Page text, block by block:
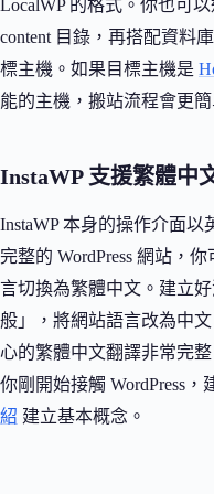
LocalWP 的格式。你也可
content 目錄，再搭配資料
標主機。如果目標主機是
能的主機，搬站流程會更簡
InstaWP 支援繁體中
InstaWP 本身的操作介面
完整的 WordPress 網站，
言切換為繁體中文。建立
般」，將網站語言改為中文
心的繁體中文翻譯非常完
你剛開始接觸 WordPress，
紹 建立基本概念。